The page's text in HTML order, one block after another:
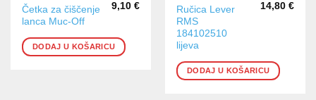
Četka za čiščenje
lanca Muc-Off
9,10 €
DODAJ U KOŠARICU
Ručica Lever
RMS
184102510
lijeva
14,80 €
DODAJ U KOŠARICU